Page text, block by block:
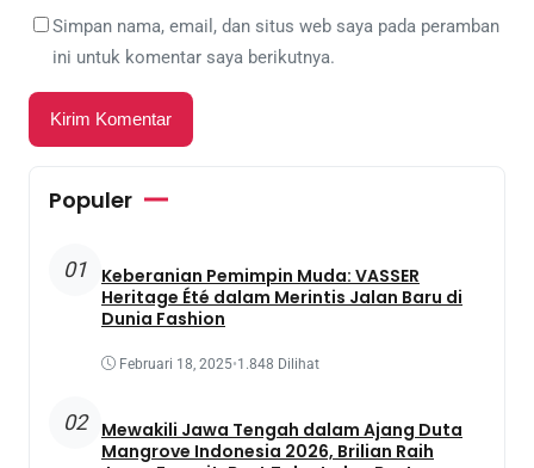
Simpan nama, email, dan situs web saya pada peramban
ini untuk komentar saya berikutnya.
Populer
01
Keberanian Pemimpin Muda: VASSER
Heritage Été dalam Merintis Jalan Baru di
Dunia Fashion
Februari 18, 2025•1.848 Dilihat
02
Mewakili Jawa Tengah dalam Ajang Duta
Mangrove Indonesia 2026, Brilian Raih